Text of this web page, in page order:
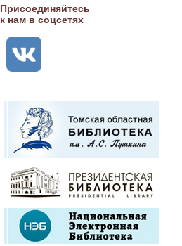
Присоединяйтесь
к нам в соцсетях